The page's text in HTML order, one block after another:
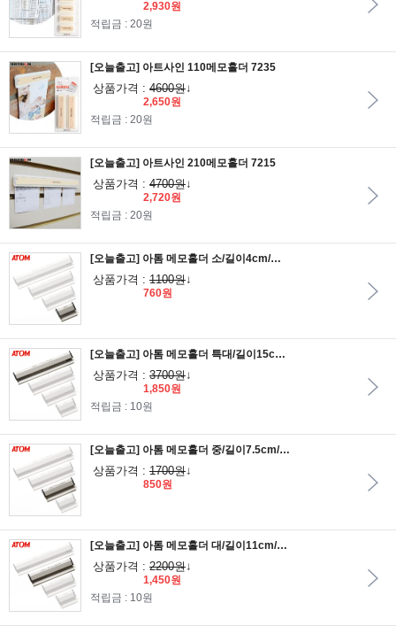
2,930원
적립금 : 20원
[오늘출고] 아트사인 110메모홀더 7235
상품가격 : 4600원↓
2,650원
적립금 : 20원
[오늘출고] 아트사인 210메모홀더 7215
상품가격 : 4700원↓
2,720원
적립금 : 20원
[오늘출고] 아톰 메모홀더 소/길이4cm/메모홀더
상품가격 : 1100원↓
760원
[오늘출고] 아톰 메모홀더 특대/길이15cm/메모홀더
상품가격 : 3700원↓
1,850원
적립금 : 10원
[오늘출고] 아톰 메모홀더 중/길이7.5cm/메모홀더
상품가격 : 1700원↓
850원
[오늘출고] 아톰 메모홀더 대/길이11cm/메모홀더
상품가격 : 2200원↓
1,450원
적립금 : 10원